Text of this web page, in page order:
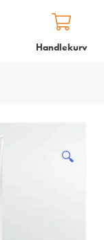
Handlekurv
🔍